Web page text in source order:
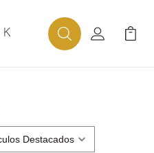
BuscarMi Cuenta
Mi